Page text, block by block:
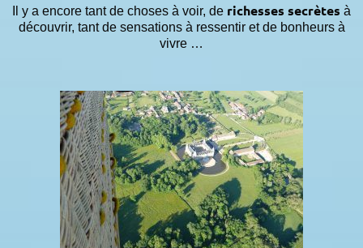
Il y a encore tant de choses à voir, de richesses secrètes à
découvrir, tant de sensations à ressentir et de bonheurs à
vivre …